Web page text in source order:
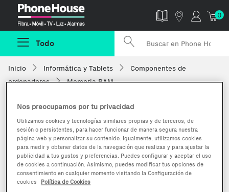
0
Todo
Inicio Informática y Tablets
Componentes de
ordenadores
Memoria RAM
Nos preocupamos por tu privacidad
Utilizamos cookies y tecnologías similares propias y de terceros, de
sesión o persistentes, para hacer funcionar de manera segura nuestra
página web y personalizar su contenido. Igualmente, utilizamos cookies
para medir y obtener datos de la navegación que realizas y para ajustar la
publicidad a tus gustos y preferencias. Puedes configurar y aceptar el uso
de cookies a continuación. Asimismo, puedes modificar tus opciones de
consentimiento en cualquier momento visitando la Configuración de
cookies
Política de Cookies